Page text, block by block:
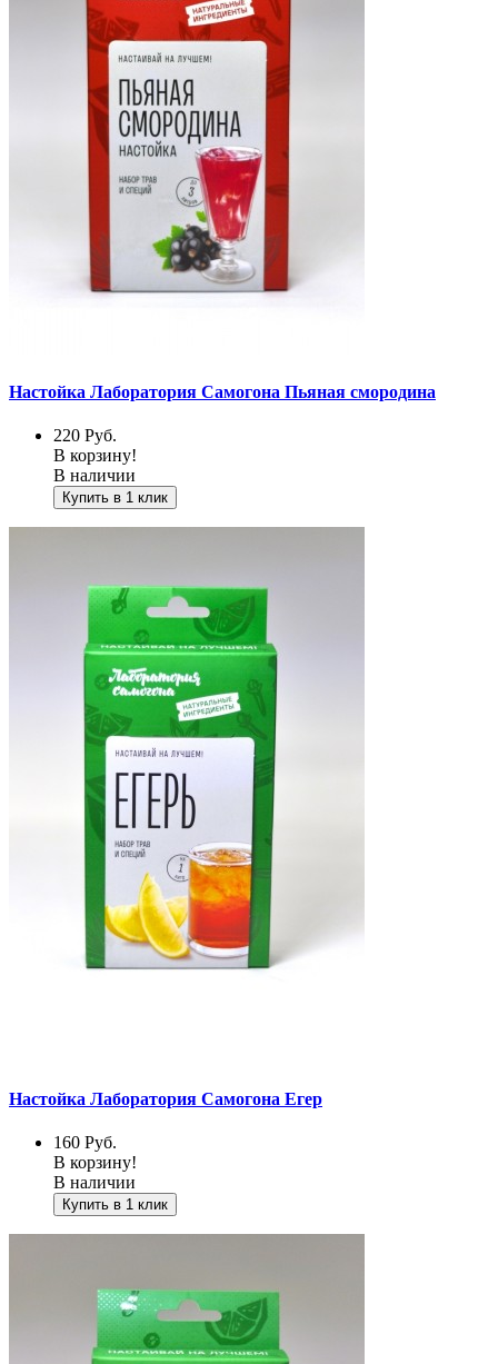
Настойка Лаборатория Самогона Пьяная смородина
220 Руб.
В корзину!
В наличии
Купить в 1 клик
Настойка Лаборатория Самогона Егер
160 Руб.
В корзину!
В наличии
Купить в 1 клик